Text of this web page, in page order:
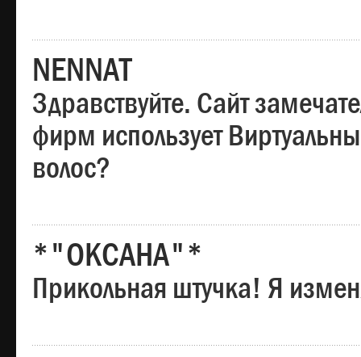
NENNAT
Здравствуйте. Сайт
фирм использует
волос?
*"ОКСАНА"*
Прикольная штучка! Я